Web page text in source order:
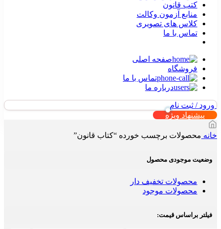
کتب قانون
منابع آزمون وکالت
کلاس های تصویری
تماس با ما
صفحه اصلی
فروشگاه
تماس با ما
درباره ما
ورود / ثبت نام
پیشنهاد ویژه
خانه محصولات برچسب خورده “کتاب قانون”
وضعیت موجودی محصول
محصولات تخفیف دار
محصولات موجود
فیلتر براساس قیمت: